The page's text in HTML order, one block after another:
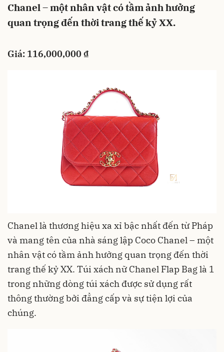
Chanel – một nhân vật có tầm ảnh hưởng
quan trọng đến thời trang thế kỷ XX.
Giá: 116,000,000 ₫
Chanel là thương hiệu xa xỉ bậc nhất đến từ Pháp
và mang tên của nhà sáng lập Coco Chanel – một
nhân vật có tầm ảnh hưởng quan trọng đến thời
trang thế kỷ XX. Túi xách nữ Chanel Flap Bag là 1
trong những dòng túi xách được sử dụng rất
thông thường bởi đẳng cấp và sự tiện lợi của
chúng.